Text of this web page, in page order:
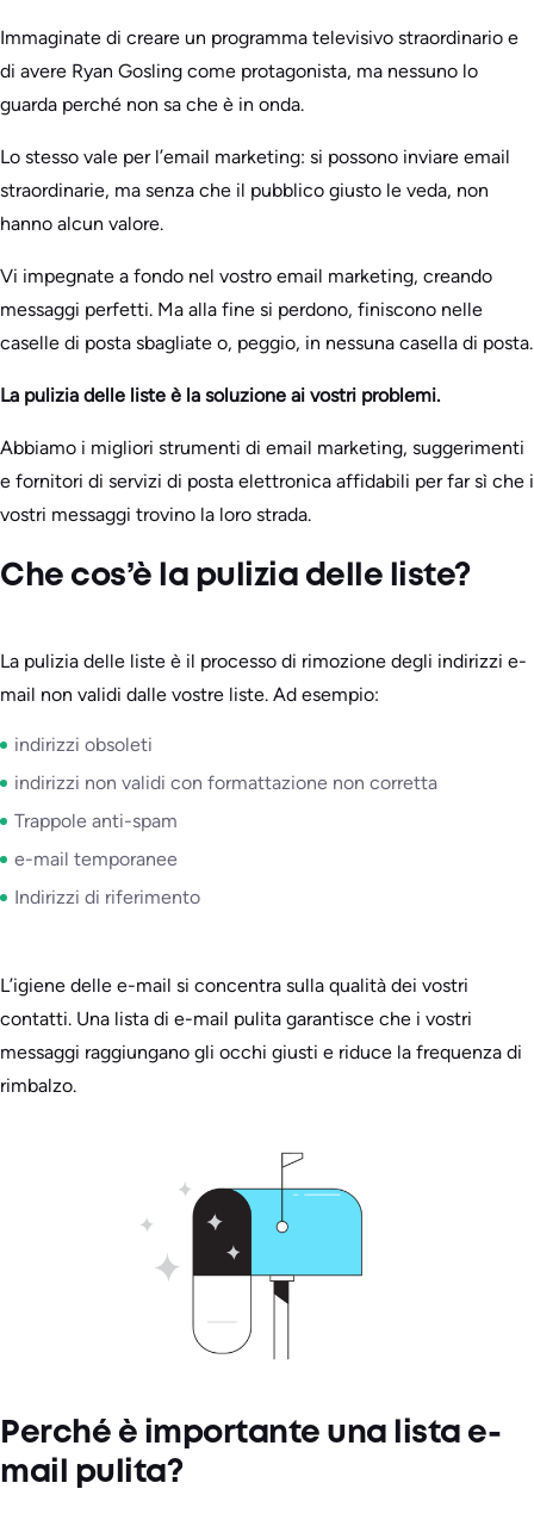
Immaginate di creare un programma televisivo straordinario e
di avere Ryan Gosling come protagonista, ma nessuno lo
guarda perché non sa che è in onda.
Lo stesso vale per l’email marketing: si possono inviare email
straordinarie, ma senza che il pubblico giusto le veda, non
hanno alcun valore.
Vi impegnate a fondo nel vostro email marketing, creando
messaggi perfetti. Ma alla fine si perdono, finiscono nelle
caselle di posta sbagliate o, peggio, in nessuna casella di posta.
La pulizia delle liste è la soluzione ai vostri problemi.
Abbiamo i migliori strumenti di email marketing, suggerimenti
e fornitori di servizi di posta elettronica affidabili per far sì che i
vostri messaggi trovino la loro strada.
Che cos’è la pulizia delle liste?
La pulizia delle liste è il processo di rimozione degli indirizzi e-
mail non validi dalle vostre liste. Ad esempio:
indirizzi obsoleti
indirizzi non validi con formattazione non corretta
Trappole anti-spam
e-mail temporanee
Indirizzi di riferimento
L’igiene delle e-mail si concentra sulla qualità dei vostri
contatti. Una lista di e-mail pulita garantisce che i vostri
messaggi raggiungano gli occhi giusti e riduce la frequenza di
rimbalzo.
Perché è importante una lista e-
mail pulita?